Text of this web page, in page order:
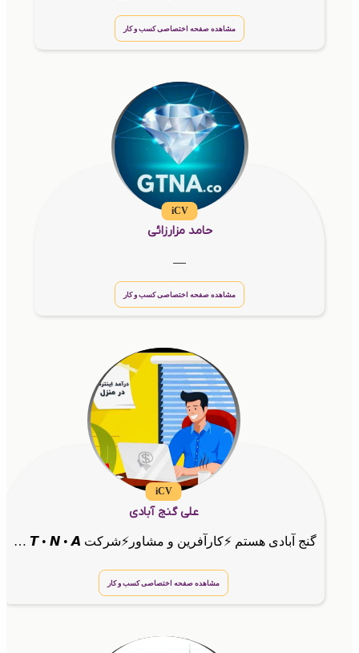
مشاهده صفحه اختصاصی کسب و کار
iCV
حامد مزارزائی
مشاهده صفحه اختصاصی کسب و کار
iCV
علی گنج آبادی
گنج آبادی هستم ⚡کارآفرین و مشاور⚡شرکت 𝙂 • 𝙏 • 𝙉 • 𝘼
مشاهده صفحه اختصاصی کسب و کار